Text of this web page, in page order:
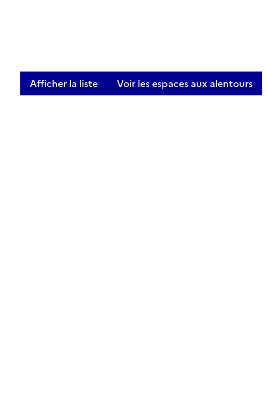
Afficher la liste Voir les espaces aux alentours